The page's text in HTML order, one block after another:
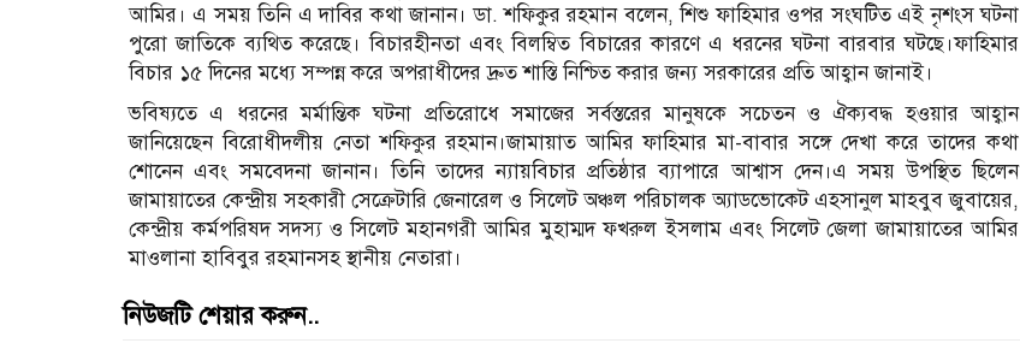
আমির। এ সময় তিনি এ দাবির কথা জানান। ডা. শফিকুর রহমান বলেন, শিশু ফাহিমার ওপর সংঘটিত এই নৃশংস ঘটনা
পুরো জাতিকে ব্যথিত করেছে। বিচারহীনতা এবং বিলম্বিত বিচারের কারণে এ ধরনের ঘটনা বারবার ঘটছে।ফাহিমার
বিচার ১৫ দিনের মধ্যে সম্পন্ন করে অপরাধীদের দ্রুত শাস্তি নিশ্চিত করার জন্য সরকারের প্রতি আহ্বান জানাই।
ভবিষ্যতে এ ধরনের মর্মান্তিক ঘটনা প্রতিরোধে সমাজের সর্বস্তরের মানুষকে সচেতন ও ঐক্যবদ্ধ হওয়ার আহ্বান
জানিয়েছেন বিরোধীদলীয় নেতা শফিকুর রহমান।জামায়াত আমির ফাহিমার মা-বাবার সঙ্গে দেখা করে তাদের কথা
শোনেন এবং সমবেদনা জানান। তিনি তাদের ন্যায়বিচার প্রতিষ্ঠার ব্যাপারে আশ্বাস দেন।এ সময় উপস্থিত ছিলেন
জামায়াতের কেন্দ্রীয় সহকারী সেক্রেটারি জেনারেল ও সিলেট অঞ্চল পরিচালক অ্যাডভোকেট এহসানুল মাহবুব জুবায়ের,
কেন্দ্রীয় কর্মপরিষদ সদস্য ও সিলেট মহানগরী আমির মুহাম্মদ ফখরুল ইসলাম এবং সিলেট জেলা জামায়াতের আমির
মাওলানা হাবিবুর রহমানসহ স্থানীয় নেতারা।
নিউজটি শেয়ার করুন..